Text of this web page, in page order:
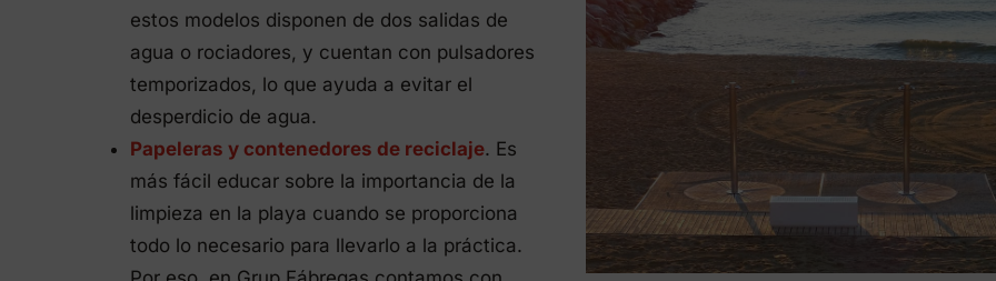
estos modelos disponen de dos salidas de
agua o rociadores, y cuentan con pulsadores
temporizados, lo que ayuda a evitar el
desperdicio de agua.
Papeleras y contenedores de reciclaje. Es
más fácil educar sobre la importancia de la
limpieza en la playa cuando se proporciona
todo lo necesario para llevarlo a la práctica.